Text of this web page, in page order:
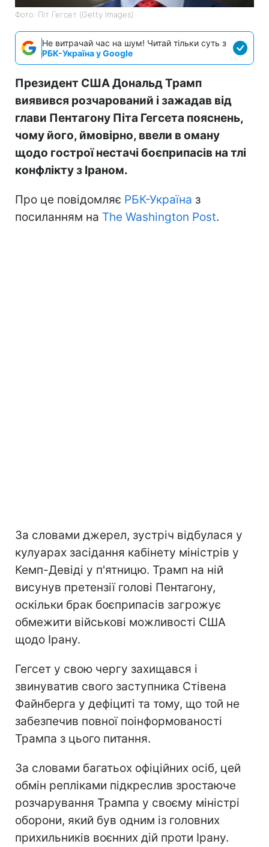
Фото: Піт Гегсет (Getty Images)
Не витрачай час на шум! Читай тільки суть з
РБК-Україна у Google
Президент США Дональд Трамп
виявився розчарований і зажадав від
глави Пентагону Піта Гегсета пояснень,
чому його, ймовірно, ввели в оману
щодо гострої нестачі боєприпасів на тлі
конфлікту з Іраном.
Про це повідомляє РБК-Україна з
посиланням на The Washington Post.
За словами джерел, зустріч відбулася у
кулуарах засідання кабінету міністрів у
Кемп-Девіді у п'ятницю. Трамп на ній
висунув претензії голові Пентагону,
оскільки брак боєприпасів загрожує
обмежити військові можливості США
щодо Ірану.
Гегсет у свою чергу захищався і
звинуватив свого заступника Стівена
Файнберга у дефіциті та тому, що той не
забезпечив повної поінформованості
Трампа з цього питання.
За словами багатьох офіційних осіб, цей
обмін репліками підкреслив зростаюче
розчарування Трампа у своєму міністрі
оборони, який був одним із головних
прихильників воєнних дій проти Ірану.